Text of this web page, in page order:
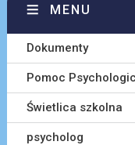
MENU
Dokumenty
Pomoc
Świetlica szkolna
psycholog